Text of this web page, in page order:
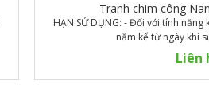
Tranh chim công
HẠN SỬ DỤNG: - Đối với tính
năm kể từ ngày khi
Liên